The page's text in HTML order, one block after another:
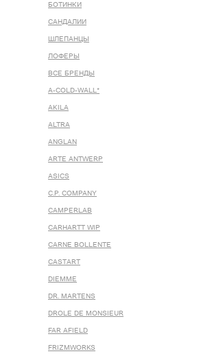
БОТИНКИ
САНДАЛИИ
ШЛЕПАНЦЫ
ЛОФЕРЫ
ВСЕ БРЕНДЫ
A-COLD-WALL*
AKILA
ALTRA
ANGLAN
ARTE ANTWERP
ASICS
C.P. COMPANY
CAMPERLAB
CARHARTT WIP
CARNE BOLLENTE
CASTART
DIEMME
DR. MARTENS
DROLE DE MONSIEUR
FAR AFIELD
FRIZMWORKS